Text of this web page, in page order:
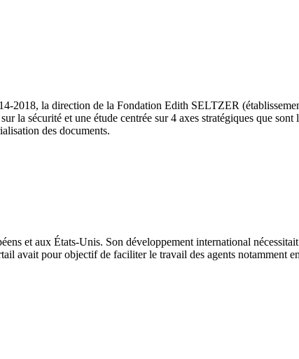
2018, la direction de la Fondation Edith SELTZER
la sécurité et une étude centrée sur 4 axes stratégiques que
des documents.
et aux États-Unis. Son développement international
avait pour objectif de faciliter le travail des agents notamment